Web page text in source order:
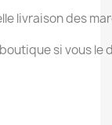
livraison des
si vous le